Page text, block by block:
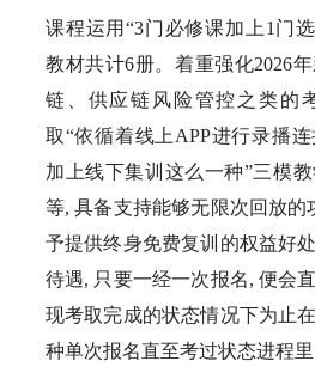
课程运用“3门必修课加上1门
教材共计6册。着重强化2026
链、供应链风险管控之类的
取“依循着线上APP进行录播
加上线下集训这么一种”三模
等, 具备支持能够无限次回放的
予提供终身免费复训的权益好
待遇, 只要一经一次报名, 便会
现考取完成的状态情况下为止
种单次报名直至考过状态进程里